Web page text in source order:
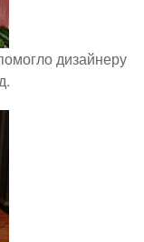
дизайнеру